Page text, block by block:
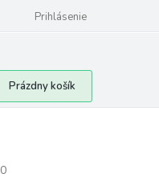
Prihlásenie
Nákupný
košík
Prázdny košík